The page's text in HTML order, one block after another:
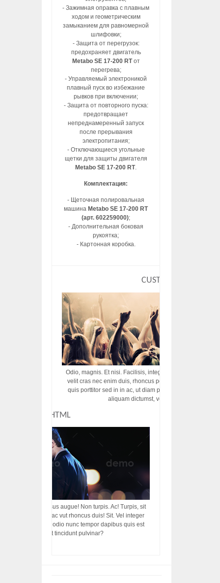
- Зажимная оправка с плавным
ходом и геометрическим
замыканием для равномерной
шлифовки;
- Защита от перегрузок:
предохраняет двигатель
Metabo SE 17-200 RTот
перегрева;
- Управляемый электроникой
плавный пуск во избежание
рывков при включении;
- Защита от повторного пуска:
предотвращает
непреднамеренный запуск
после прерывания
электропитания;
- Отключающиеся угольные
щетки для защиты двигателя
Metabo SE 17-200 RT.
Комплектация:
- Щеточная полировальная
машина Metabo SE 17-200 RT
(арт. 602259000);
- Дополнительная боковая
рукоятка;
- Картонная коробка.
CUSTOM HTML
Odio, magnis. Et nisi. Facilisis, integer! Risus augue! Non
velit cras nec enim duis, rhoncus porttitor ac vut rhoncus
quis porttitor sed in in ac, ut diam porttitor odio nunc
aliquam dictumst, vel amet tincidunt
CUSTOM HTML
integer! Risus augue! Non turpis. Ac! Turpis, sit
rhoncus porttitor ac vut rhoncus duis! Sit. Vel integer
ut diam porttitor odio nunc tempor dapibus quis est
dictumst, vel amet tincidunt pulvinar?